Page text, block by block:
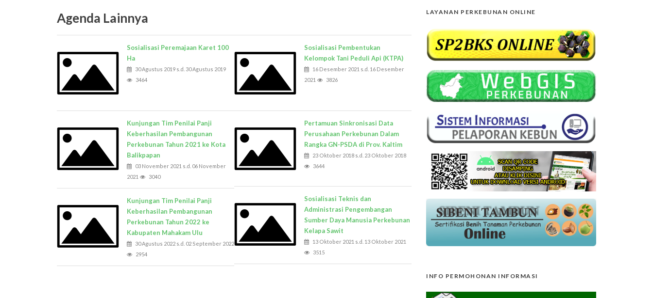
Agenda Lainnya
Sosialisasi Peremajaan Karet 100
Ha
30 Agustus 2019 s.d. 30 Agustus 2019
3464
Kunjungan Tim Penilai Panji
Keberhasilan Pembangunan
Perkebunan Tahun 2021 ke Kota
Balikpapan
03 November 2021 s.d. 06 November
2021
3040
Kunjungan Tim Penilai Panji
Keberhasilan Pembangunan
Perkebunan Tahun 2022 ke
Kabupaten Mahakam Ulu
30 Agustus 2022 s.d. 02 September 2022
2954
Sosialisasi Pembentukan
Kelompok Tani Peduli Api (KTPA)
16 Desember 2021 s.d. 16 Desember
2021
3826
Pertamuan Sinkronisasi Data
Perusahaan Perkebunan Dalam
Rangka GN-PSDA di Prov. Kaltim
23 Oktober 2018 s.d. 23 Oktober 2018
3644
Sosialisasi Teknis dan
Administrasi Pengembangan
Sumber Daya Manusia Perkebunan
Kelapa Sawit
13 Oktober 2021 s.d. 13 Oktober 2021
3515
LAYANAN PERKEBUNAN ONLINE
INFO PERMOHONAN INFORMASI